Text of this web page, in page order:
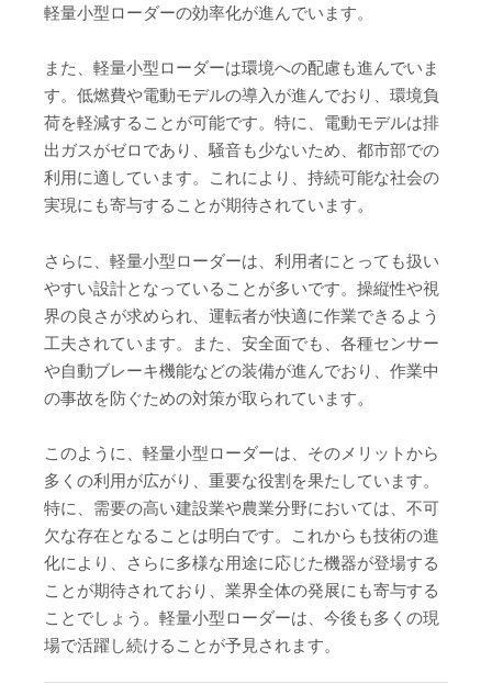
軽量小型ローダーの効率化が進んでいます。
また、軽量小型ローダーは環境への配慮も進んでいま
す。低燃費や電動モデルの導入が進んでおり、環境負
荷を軽減することが可能です。特に、電動モデルは排
出ガスがゼロであり、騒音も少ないため、都市部での
利用に適しています。これにより、持続可能な社会の
実現にも寄与することが期待されています。
さらに、軽量小型ローダーは、利用者にとっても扱い
やすい設計となっていることが多いです。操縦性や視
界の良さが求められ、運転者が快適に作業できるよう
工夫されています。また、安全面でも、各種センサー
や自動ブレーキ機能などの装備が進んでおり、作業中
の事故を防ぐための対策が取られています。
このように、軽量小型ローダーは、そのメリットから
多くの利用が広がり、重要な役割を果たしています。
特に、需要の高い建設業や農業分野においては、不可
欠な存在となることは明白です。これからも技術の進
化により、さらに多様な用途に応じた機器が登場する
ことが期待されており、業界全体の発展にも寄与する
ことでしょう。軽量小型ローダーは、今後も多くの現
場で活躍し続けることが予見されます。